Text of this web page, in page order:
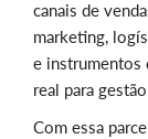
canais de
marketing,
e instrumentos
real para
Com essa